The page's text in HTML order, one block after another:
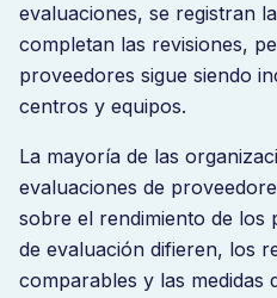
evaluaciones, se registran
completan las revisiones,
proveedores sigue siendo
centros y equipos.
La mayoría de las
evaluaciones de
sobre el rendimiento de los
de evaluación difieren, los
comparables y las medidas